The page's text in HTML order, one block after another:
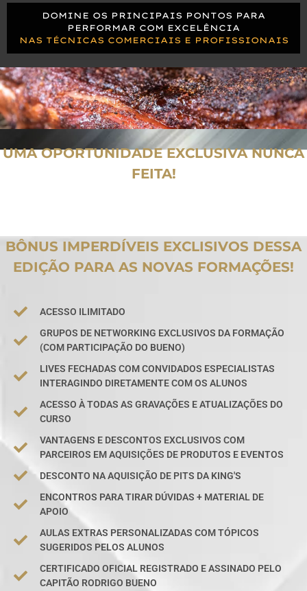
DOMINE OS PRINCIPAIS PONTOS PARA
PERFORMAR COM EXCELÊNCIA
NAS TÉCNICAS COMERCIAIS E PROFISSIONAIS
UMA OPORTUNIDADE EXCLUSIVA NUNCA
FEITA!
BÔNUS IMPERDÍVEIS EXCLISIVOS DESSA
EDIÇÃO PARA AS NOVAS FORMAÇÕES!
ACESSO ILIMITADO
GRUPOS DE NETWORKING EXCLUSIVOS DA FORMAÇÃO
(COM PARTICIPAÇÃO DO BUENO)
LIVES FECHADAS COM CONVIDADOS ESPECIALISTAS
INTERAGINDO DIRETAMENTE COM OS ALUNOS
ACESSO À TODAS AS GRAVAÇÕES E ATUALIZAÇÕES DO
CURSO
VANTAGENS E DESCONTOS EXCLUSIVOS COM
PARCEIROS EM AQUISIÇÕES DE PRODUTOS E EVENTOS
DESCONTO NA AQUISIÇÃO DE PITS DA KING'S
ENCONTROS PARA TIRAR DÚVIDAS + MATERIAL DE
APOIO
AULAS EXTRAS PERSONALIZADAS COM TÓPICOS
SUGERIDOS PELOS ALUNOS
CERTIFICADO OFICIAL REGISTRADO E ASSINADO PELO
CAPITÃO RODRIGO BUENO